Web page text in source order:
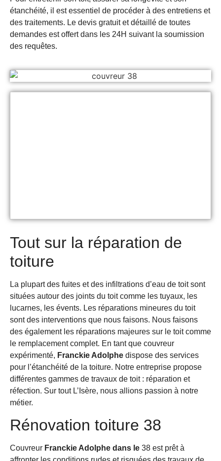
étanchéité, il est essentiel de procéder à des entretiens et
des traitements. Le devis gratuit et détaillé de toutes
demandes est offert dans les 24H suivant la soumission
des requêtes.
Tout sur la réparation de
toiture
La plupart des fuites et des infiltrations d’eau de toit sont
situées autour des joints du toit comme les tuyaux, les
lucarnes, les évents. Les réparations mineures du toit
sont des interventions que nous faisons. Nous faisons
des également les réparations majeures sur le toit comme
le remplacement complet. En tant que couvreur
expérimenté, Franckie Adolphe dispose des services
pour l’étanchéité de la toiture. Notre entreprise propose
différentes gammes de travaux de toit : réparation et
réfection. Sur tout L’Isère, nous allions passion à notre
métier.
Rénovation toiture 38
Couvreur Franckie Adolphe dans le 38 est prêt à